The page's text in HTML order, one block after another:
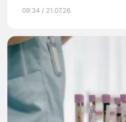
09:34 / 21.07.26